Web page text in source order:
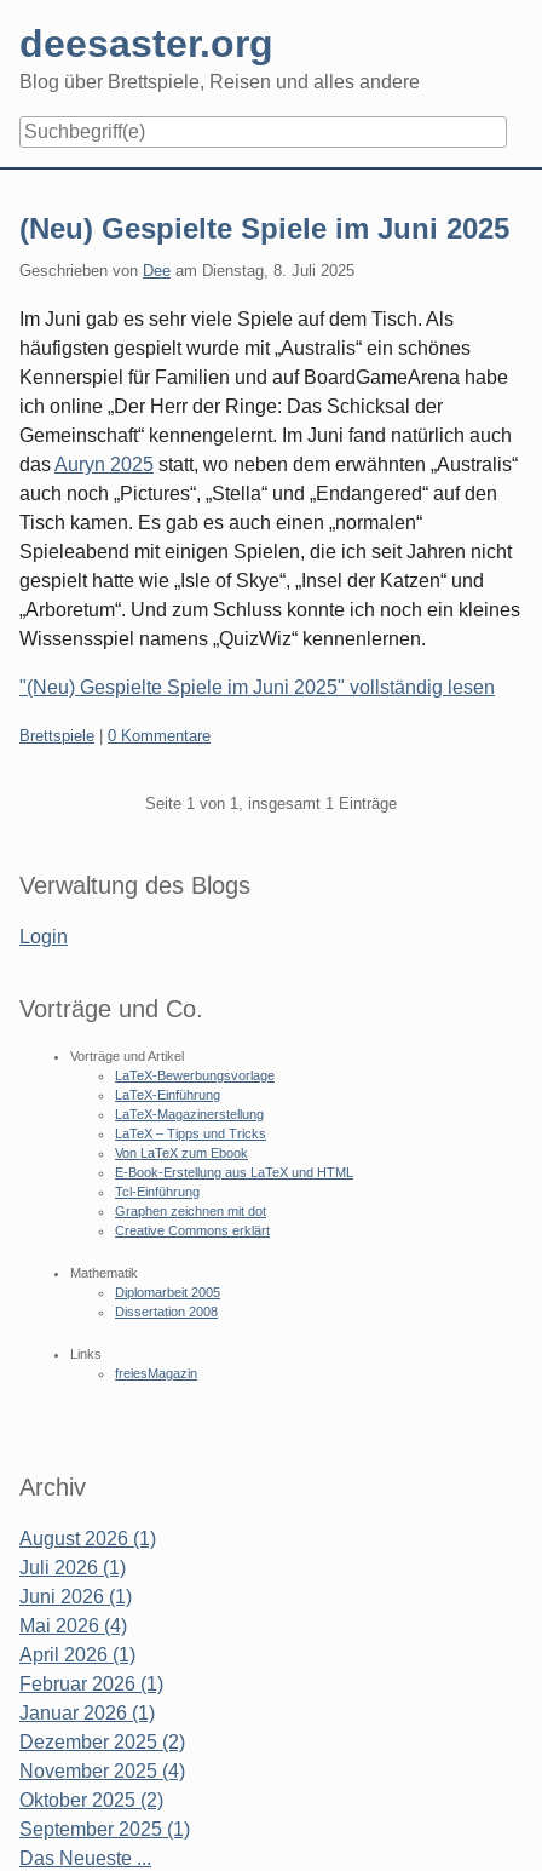
content
deesaster.org
Blog über Brettspiele, Reisen und alles andere
(Neu) Gespielte Spiele im Juni 2025
Geschrieben von Dee am Dienstag, 8. Juli 2025
Im Juni gab es sehr viele Spiele auf dem Tisch. Als
häufigsten gespielt wurde mit „Australis“ ein schönes
Kennerspiel für Familien und auf BoardGameArena habe
ich online „Der Herr der Ringe: Das Schicksal der
Gemeinschaft“ kennengelernt. Im Juni fand natürlich auch
dasAuryn 2025 statt, wo neben dem erwähnten „Australis“
auch noch „Pictures“, „Stella“ und „Endangered“ auf den
Tisch kamen. Es gab es auch einen „normalen“
Spieleabend mit einigen Spielen, die ich seit Jahren nicht
gespielt hatte wie „Isle of Skye“, „Insel der Katzen“ und
„Arboretum“. Und zum Schluss konnte ich noch ein kleines
Wissensspiel namens „QuizWiz“ kennenlernen.
"(Neu) Gespielte Spiele im Juni 2025" vollständig lesen
Kategorien:
Brettspiele 0 Kommentare
Seite 1 von 1, insgesamt 1 Einträge
Seitenleiste
Verwaltung des Blogs
Login
Vorträge und Co.
Vorträge und Artikel
LaTeX-Bewerbungsvorlage
LaTeX-Einführung
LaTeX-Magazinerstellung
LaTeX – Tipps und Tricks
Von LaTeX zum Ebook
E-Book-Erstellung aus LaTeX und HTML
Tcl-Einführung
Graphen zeichnen mit dot
Creative Commons erklärt
Mathematik
Diplomarbeit 2005
Dissertation 2008
Links
freiesMagazin
Archiv
August 2026 (1)
Juli 2026 (1)
Juni 2026 (1)
Mai 2026 (4)
April 2026 (1)
Februar 2026 (1)
Januar 2026 (1)
Dezember 2025 (2)
November 2025 (4)
Oktober 2025 (2)
September 2025 (1)
Das Neueste ...